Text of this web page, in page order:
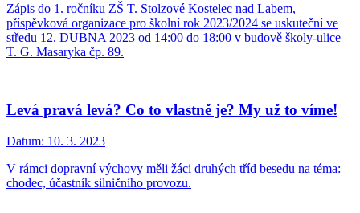
Zápis do 1. ročníku ZŠ T. Stolzové Kostelec nad Labem,
příspěvková organizace pro školní rok 2023/2024 se uskuteční ve
středu 12. DUBNA 2023 od 14:00 do 18:00 v budově školy-ulice
T. G. Masaryka čp. 89.
Levá pravá levá? Co to vlastně je? My už to víme!
Datum: 10. 3. 2023
V rámci dopravní výchovy měli žáci druhých tříd besedu na téma:
chodec, účastník silničního provozu.